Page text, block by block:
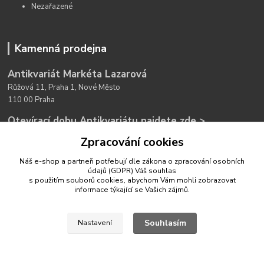
Nezařazené
Kamenná prodejna
Antikvariát Markéta Lazarová
Růžová 11, Praha 1, Nové Město
110 00 Praha
Otevírací dobu Antikvariátu najdete zde >
Zpracování cookies
Náš e-shop a partneři potřebují dle zákona o zpracování osobních
údajů (GDPR) Váš souhlas
s použitím souborů cookies, abychom Vám mohli zobrazovat
informace týkající se Vašich zájmů.
Nastavení Souhlasím